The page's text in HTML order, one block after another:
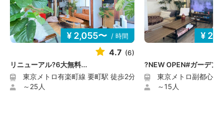
¥ 2,055〜 / 時間
4.7 (6)
リニューアル?6大無料...
東京メトロ有楽町線 要町駅 徒歩2分
～25人
¥
?NEW OPEN#ガーデン
東京メトロ副都心線
～15人